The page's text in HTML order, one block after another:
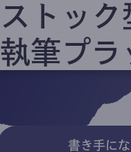
ストック
執筆プラ
書き手にな